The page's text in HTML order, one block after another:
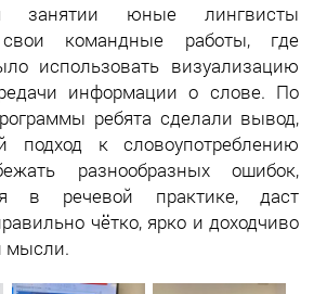
занятии юные лингвисты
свои командные работы, где
использовать визуализацию
информации о слове. По
ребята сделали вывод,
подход к словоупотреблению
разнообразных ошибок,
в речевой практике, даст
чётко, ярко и доходчиво
мысли.